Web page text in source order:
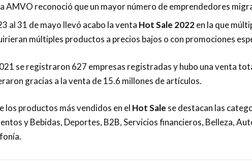
AMVO reconoció que un mayor número de emprendedores
al 31 de mayo llevó acabo la venta Hot Sale 2022en la que
múltiples productos a precios bajos o con promociones
se registraron 627 empresas registradas y hubo una venta
gracias a la venta de 15.6 millones de artículos.
los productos más vendidos en el Hot Sale se destacan las
y Bebidas, Deportes, B2B, Servicios financieros, Belleza,